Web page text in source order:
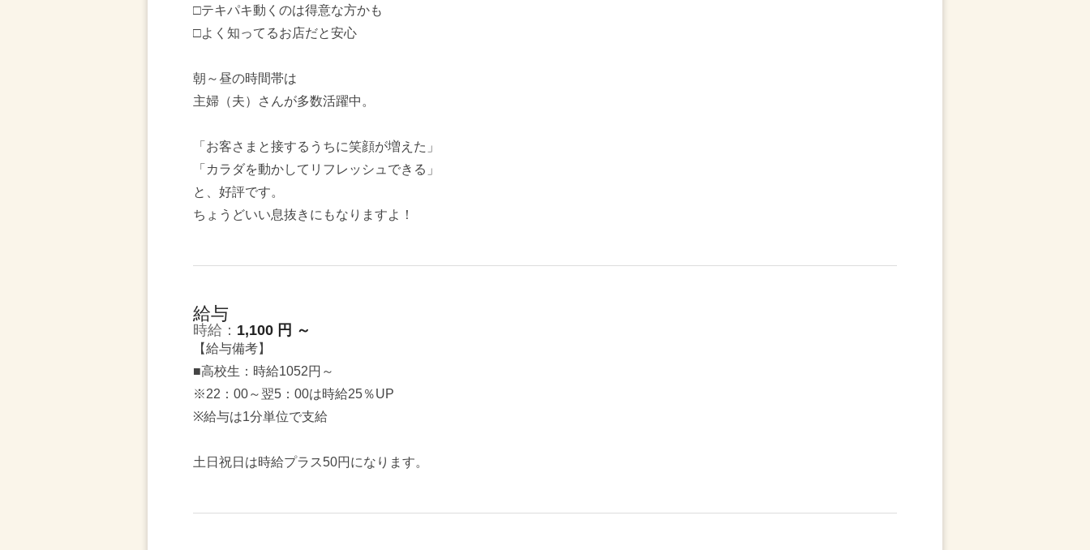
□テキパキ動くのは得意な方かも
□よく知ってるお店だと安心
朝～昼の時間帯は
主婦（夫）さんが多数活躍中。
「お客さまと接するうちに笑顔が増えた」
「カラダを動かしてリフレッシュできる」
と、好評です。
ちょうどいい息抜きにもなりますよ！
給与
時給： 1,100 円 ～
【給与備考】
■高校生：時給1052円～
※22：00～翌5：00は時給25％UP
※給与は1分単位で支給
土日祝日は時給プラス50円になります。